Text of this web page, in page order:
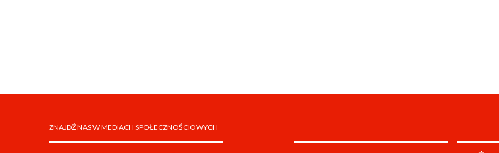
ZNAJDŹ NAS W MEDIACH SPOŁECZNOŚCIOWYCH